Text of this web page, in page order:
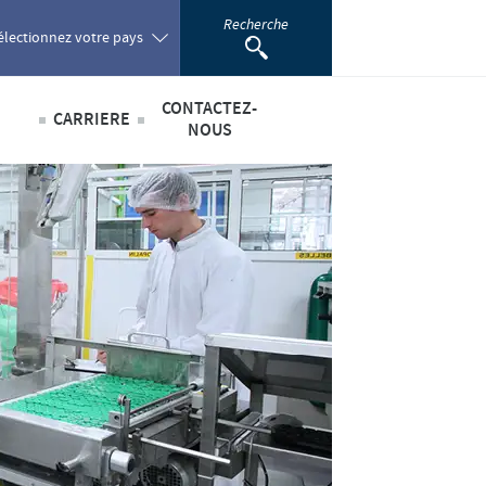
votre pays
Africa
Recherche
CARRIERE
Offres d'emploi
CONTACTEZ-
NOUS